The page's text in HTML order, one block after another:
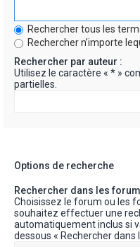
Rechercher tous les
Rechercher n’importe
Rechercher par auteur :
Utilisez le caractère « * »
partielles.
Options de recherche
Rechercher dans les
Choisissez le forum ou les
souhaitez effectuer une
automatiquement inclus si
dessous « Rechercher dans